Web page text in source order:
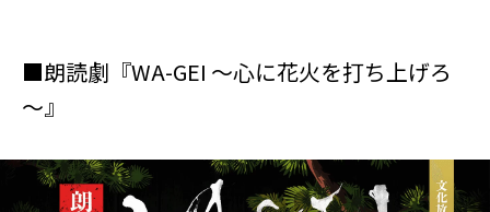
■朗読劇『WA-GEI ～心に花火を打ち上げろ
～』